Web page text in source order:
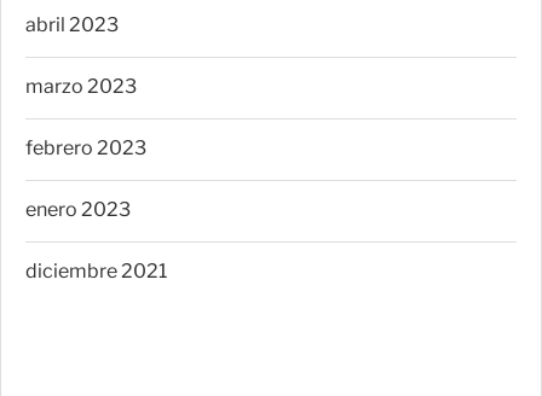
abril 2023
marzo 2023
febrero 2023
enero 2023
diciembre 2021